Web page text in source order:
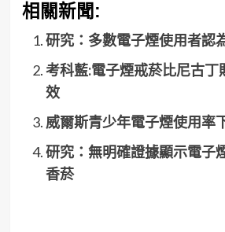
相關新聞:
研究：多數電子煙使用者認
考科藍:電子煙戒菸比尼古丁
效
威爾斯青少年電子煙使用率
研究：無明確證據顯示電子
香菸